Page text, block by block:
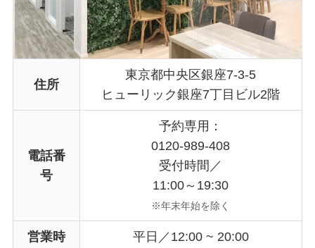
住所
東京都中央区銀座7-3-5
ヒューリック銀座7丁目ビル2階
電話番
号
予約専用：
0120-989-408
受付時間／
11:00～19:30
※年末年始を除く
営業時
平日／12:00 ~ 20:00